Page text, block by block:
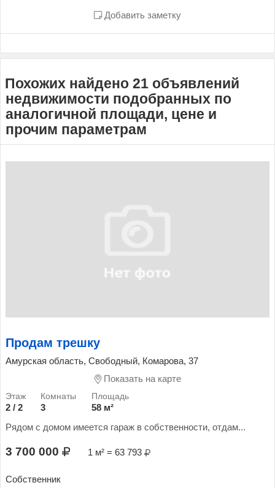
Добавить заметку
Похожих найдено 21 объявлений
недвижимости подобранных по
аналогичной площади, цене и
прочим параметрам
Продам трешку
Амурская область, Свободный, Комарова, 37
Показать на карте
2 / 2 3
58 м²
Рядом с домом имеется гараж в собственности, отдам...
3 700 000 1 м² = 63 793
Собственник